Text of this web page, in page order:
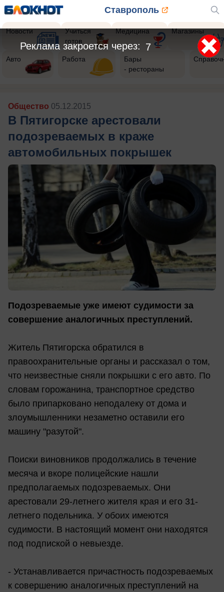
Ставрополь
Новости
Учиться
готов
Медицина Магазины
Авто Работа
Бары
- рестораны
Общество 05.12.2015
В Пятигорске арестовали
подозреваемых в краже
автомобильных покрышек
Подозреваемые уже имеют судимости за
совершение аналогичных преступлений.
Житель Пятигорска обратился в
правоохранительные органы и рассказал о том,
что неизвестные сняли покрышки с его авто. По
словам горожанина, транспортное средство
было припарковано неподалеку от дома и
злоумышленники незаметно оставили его
машину "разутой".
Поиски виновников продолжались в течение
месяча и вкоре полицейские нашли
предполагаемых подозреваемых. Они
арестовали 29-летнего жителя края и его 31-
летнего подельника. У обоих имеются
судимости. В настоящий момент они находятся
под подпиской о невыезде.
- Устанавливается причастность подозреваемых
к совершению аналогичных преступлений на
5
Реклама закроется через: